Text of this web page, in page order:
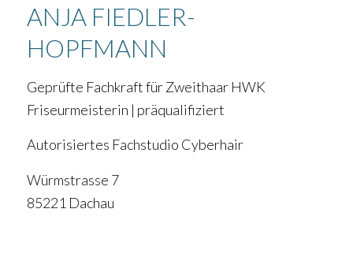
ANJA FIEDLER-
HOPFMANN
Geprüfte Fachkraft für Zweithaar HWK
Friseurmeisterin | präqualifiziert
Autorisiertes Fachstudio Cyberhair
Würmstrasse 7
85221 Dachau